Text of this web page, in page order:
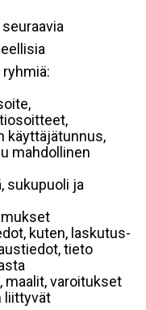
käyttäjätunnus,
mahdollinen
sukupuoli ja
kuten, laskutus-
tieto
maalit, varoitukset
liittyvät